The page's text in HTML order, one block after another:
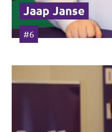
Jaap Janse
#6